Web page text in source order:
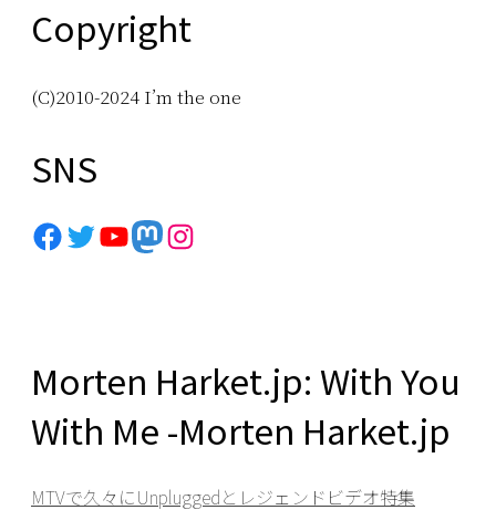
Copyright
(C)2010-2024 I’m the one
SNS
Facebook
Twitter
YouTube
Mastodon
Instagram
Morten Harket.jp: With You
With Me -Morten Harket.jp
MTVで久々にUnpluggedとレジェンドビデオ特集